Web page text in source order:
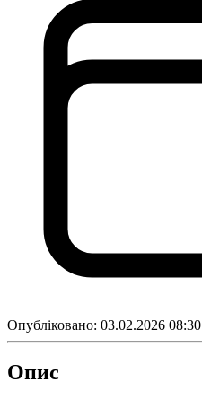
Опубліковано: 03.02.2026 08:30
Опис